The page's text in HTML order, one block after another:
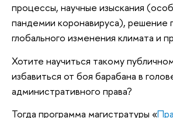
процессы, научные изыскания
пандемии коронавируса), решение
глобального изменения климата и
Хотите научиться такому
избавиться от боя барабана в
административного права?
Тогда программа магистратуры «